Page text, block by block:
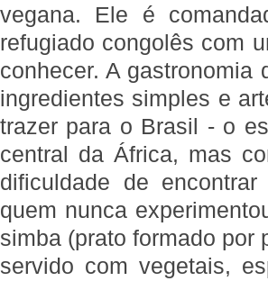
vegana. Ele é
refugiado congolês com
conhecer. A
ingredientes simples e
trazer para o Brasil - o
central da África, mas
dificuldade de
quem nunca
simba (prato formado por
servido com vegetais,